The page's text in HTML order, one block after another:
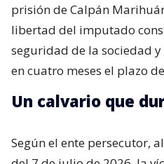
prisión de Calpán
libertad del imputado
seguridad de la sociedad
en cuatro meses el plazo
Un calvario que
Según el ente persecutor,